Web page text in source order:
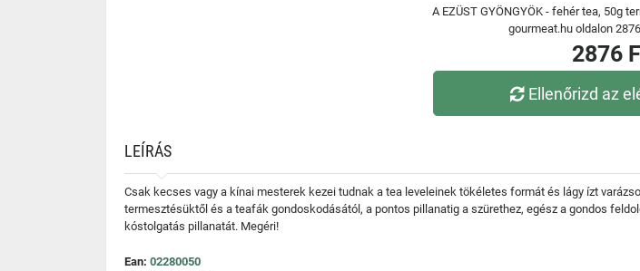
A EZÜST GYÖNGYÖK - fehér tea, 50g
gourmeat.hu oldalon
2876
Ellenőrizd az
LEÍRÁS
Csak kecses vagy a kínai mesterek kezei tudnak a tea leveleinek tökéletes formát és lágy ízt
termesztésüktől és a teafák gondoskodásától, a pontos pillanatig a szürethez, egész a gondos
kóstolgatás pillanatát. Megéri!
Ean: 02280050